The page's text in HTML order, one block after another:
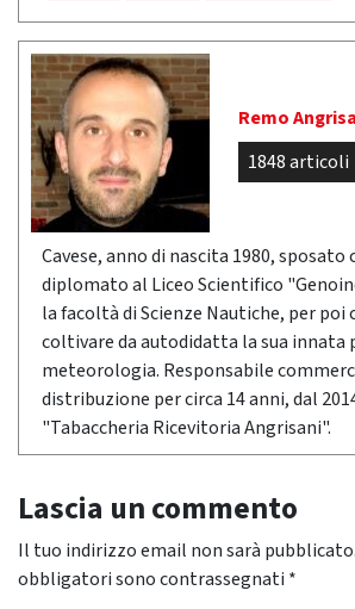
Remo
1848 articoli
Cavese, anno di nascita 1980, sposato
diplomato al Liceo Scientifico
la facoltà di Scienze Nautiche, per poi
coltivare da autodidatta la sua innata
meteorologia. Responsabile
distribuzione per circa 14 anni, dal
"Tabaccheria Ricevitoria Angrisani".
Lascia un commento
Il tuo indirizzo email non sarà pubblicato.
obbligatori sono contrassegnati *